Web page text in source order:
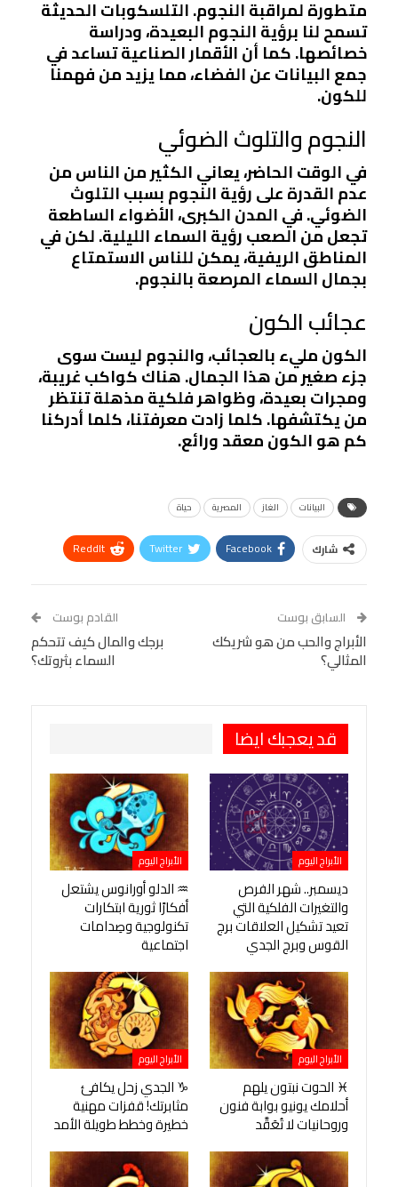
متطورة لمراقبة النجوم. التلسكوبات الحديثة
تسمح لنا برؤية النجوم البعيدة، ودراسة
خصائصها. كما أن الأقمار الصناعية تساعد في
جمع البيانات عن الفضاء، مما يزيد من فهمنا
للكون.
النجوم والتلوث الضوئي
في الوقت الحاضر، يعاني الكثير من الناس من
عدم القدرة على رؤية النجوم بسبب التلوث
الضوئي. في المدن الكبرى، الأضواء الساطعة
تجعل من الصعب رؤية السماء الليلية. لكن في
المناطق الريفية، يمكن للناس الاستمتاع
بجمال السماء المرصعة بالنجوم.
عجائب الكون
الكون مليء بالعجائب، والنجوم ليست سوى
جزء صغير من هذا الجمال. هناك كواكب غريبة،
ومجرات بعيدة، وظواهر فلكية مذهلة تنتظر
من يكتشفها. كلما زادت معرفتنا، كلما أدركنا
كم هو الكون معقد ورائع.
البيانات الغاز المصرية حياة
شارك Facebook
Twitter
ReddIt
Tumblr
البريد الإلكتروني
StumbleUpon
VK
Digg
Viber
السابق بوست
الأبراج والحب من هو شريكك
المثالي؟
القادم بوست
برجك والمال كيف تتحكم
السماء بثروتك؟
قد يعجبك ايضا
الأبراج اليوم
ديسمبر.. شهر الفرص
والتغيرات الفلكية التي
تعيد تشكيل العلاقات برج
القوس وبرج الجدي
الأبراج اليوم
♒ الدلو أورانوس يشتعل
أفكارًا ثورية ابتكارات
تكنولوجية وصِدامات
اجتماعية
الأبراج اليوم
♓ الحوت نبتون يلهم
أحلامك يونيو بوابة فنون
وروحانيات لا تُعَقَّد
الأبراج اليوم
♑ الجدي زحل يكافئ
مثابرتك! قفزات مهنية
خطيرة وخطط طويلة الأمد